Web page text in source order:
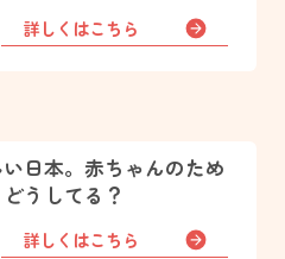
詳しくはこちら
日本。赤ちゃんのため
うしてる？
詳しくはこちら